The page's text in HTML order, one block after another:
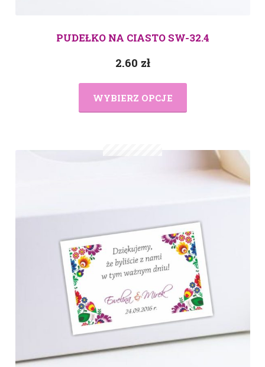
PUDEŁKO NA CIASTO SW-32.4
2.60 zł
WYBIERZ OPCJE